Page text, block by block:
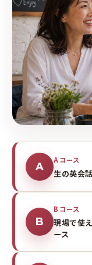
A
Aコース
生の英会
B
Bコース
現場で使
ース